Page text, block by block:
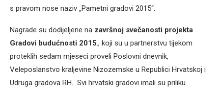
s pravom nose naziv „Pametni gradovi 2015“.
Nagrade su dodijeljene na završnoj svečanosti projekta
Gradovi budućnosti 2015., koji su u partnerstvu tijekom
proteklih sedam mjeseci proveli Poslovni dnevnik,
Veleposlanstvo kraljevine Nizozemske u Republici Hrvatskoj i
Udruga gradova RH. Svi hrvatski gradovi imali su priliku